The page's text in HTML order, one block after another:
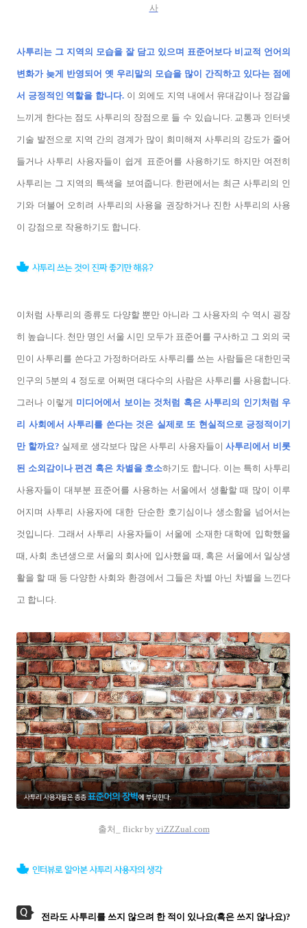
사
사투리는 그 지역의 모습을 잘 담고 있으며 표준어보다 비교적 언어의
변화가 늦게 반영되어 옛 우리말의 모습을 많이 간직하고 있다는 점에
서 긍정적인 역할을 합니다. 이 외에도 지역 내에서 유대감이나 정감을
느끼게 한다는 점도 사투리의 장점으로 들 수 있습니다. 교통과 인터넷
기술 발전으로 지역 간의 경계가 많이 희미해져 사투리의 강도가 줄어
들거나 사투리 사용자들이 쉽게 표준어를 사용하기도 하지만 여전히
사투리는 그 지역의 특색을 보여줍니다. 한편에서는 최근 사투리의 인
기와 더불어 오히려 사투리의 사용을 권장하거나 진한 사투리의 사용
이 강점으로 작용하기도 합니다.
이처럼 사투리의 종류도 다양할 뿐만 아니라 그 사용자의 수 역시 굉장
히 높습니다. 천만 명인 서울 시민 모두가 표준어를 구사하고 그 외의 국
민이 사투리를 쓴다고 가정하더라도 사투리를 쓰는 사람들은 대한민국
인구의 5분의 4 정도로 어쩌면 대다수의 사람은 사투리를 사용합니다.
그러나 이렇게 미디어에서 보이는 것처럼 혹은 사투리의 인기처럼 우
리 사회에서 사투리를 쓴다는 것은 실제로 또 현실적으로 긍정적이기
만 할까요? 실제로 생각보다 많은 사투리 사용자들이사투리에서 비롯
된 소외감이나 편견 혹은 차별을 호소하기도 합니다. 이는 특히 사투리
사용자들이 대부분 표준어를 사용하는 서울에서 생활할 때 많이 이루
어지며 사투리 사용자에 대한 단순한 호기심이나 생소함을 넘어서는
것입니다. 그래서 사투리 사용자들이 서울에 소재한 대학에 입학했을
때, 사회 초년생으로 서울의 회사에 입사했을 때, 혹은 서울에서 일상생
활을 할 때 등 다양한 사회와 환경에서 그들은 차별 아닌 차별을 느낀다
고 합니다.
출처_ flickr by viZZZual.com
전라도 사투리를 쓰지 않으려 한 적이 있나요(혹은 쓰지 않나요)?